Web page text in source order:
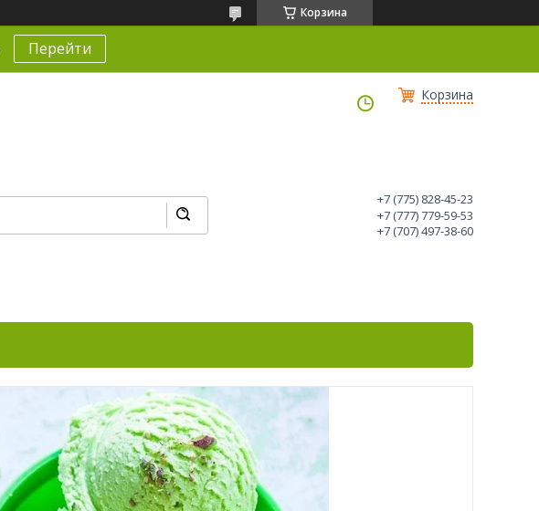
Корзина
Перейти
Корзина
+7 (775) 828-45-23
+7 (777) 779-59-53
+7 (707) 497-38-60